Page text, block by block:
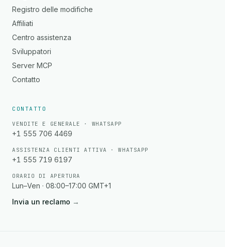
Registro delle modifiche
Affiliati
Centro assistenza
Sviluppatori
Server MCP
Contatto
CONTATTO
VENDITE E GENERALE · WHATSAPP
+1 555 706 4469
ASSISTENZA CLIENTI ATTIVA · WHATSAPP
+1 555 719 6197
ORARIO DI APERTURA
Lun–Ven · 08:00–17:00 GMT+1
Invia un reclamo →